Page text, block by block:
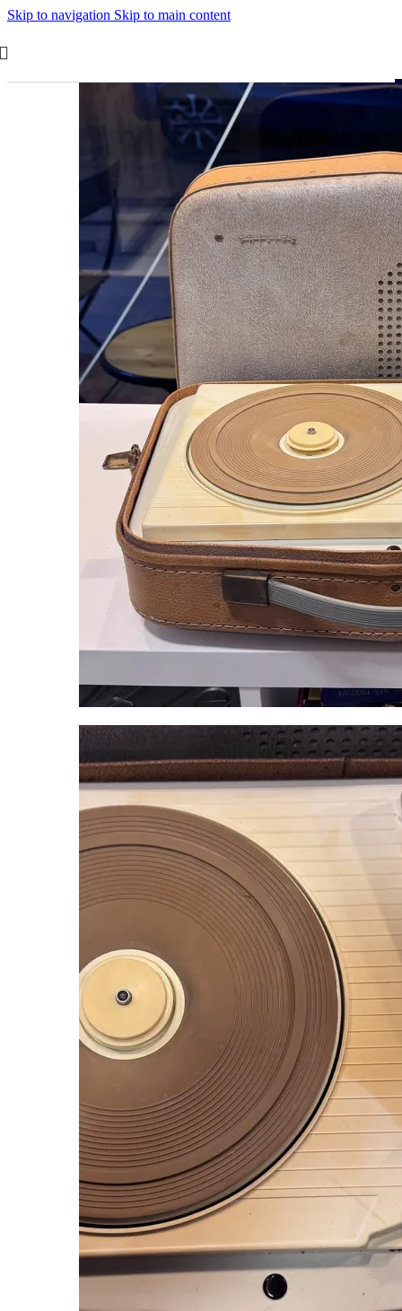
Skip to navigation Skip to main content